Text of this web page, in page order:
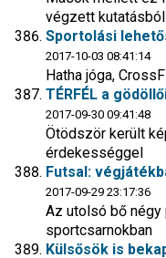
végzett kutatásból
Sportolási
2017-10-03 08:41:14
Hatha jóga,
TÉRFÉL a
2017-09-30 09:41:48
Ötödször került
érdekességgel
Futsal:
2017-09-29 23:17:36
Az utolsó bő négy
sportcsarnokban
Külsősök is